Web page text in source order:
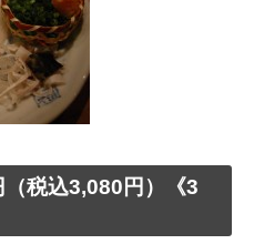
税込3,080円）《3